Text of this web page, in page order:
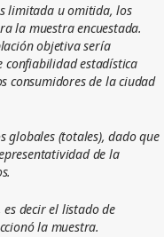
limitada u omitida, los
la muestra encuestada.
objetiva sería
confiabilidad estadística
consumidores de la ciudad
globales (totales), dado que
de la
decir el listado de
la muestra.